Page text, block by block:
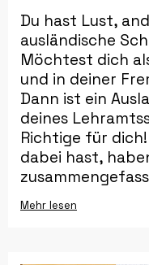
Du hast Lust,
ausländische
Möchtest dich
und in deiner
Dann ist ein
deines
Richtige für
dabei hast,
Mehr lesen